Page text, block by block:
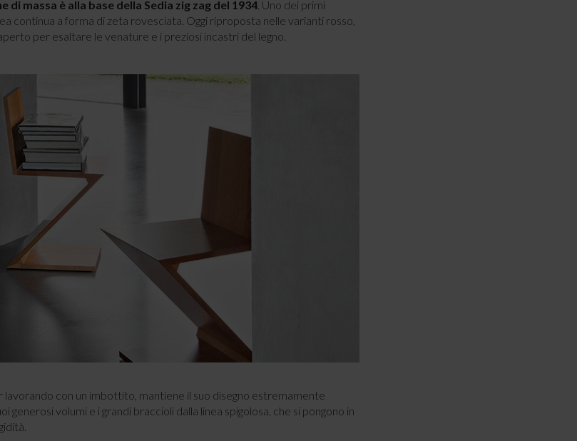
massa è alla base della Sedia zig zag del 1934 . Uno dei primi
continua a forma di zeta rovesciata. Oggi riproposta nelle varianti rosso,
per esaltare le venature e i preziosi incastri del legno.
con un imbottito, mantiene il suo disegno estremamente
volumi e i grandi braccioli dalla linea spigolosa, che si pongono in